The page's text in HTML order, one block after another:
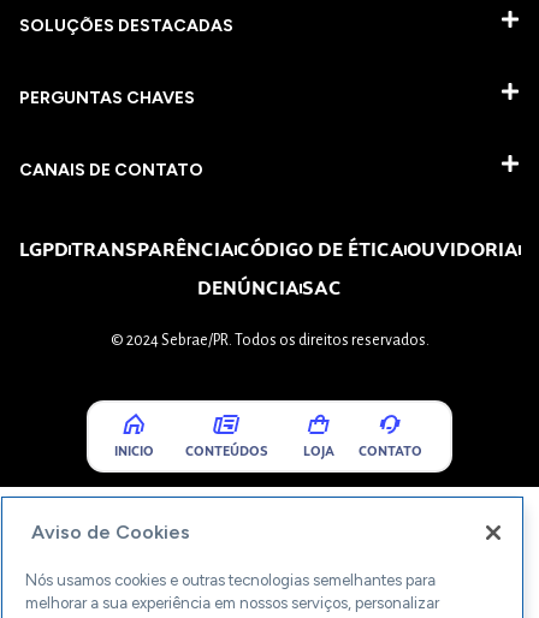
SOLUÇÕES DESTACADAS
PERGUNTAS CHAVES​
CANAIS DE CONTATO
LGPDTRANSPARÊNCIACÓDIGO DE ÉTICAOUVIDORIA
DENÚNCIASAC
© 2024 Sebrae/PR. Todos os direitos reservados.
INICIO CONTEÚDOS LOJA CONTATO
Aviso de Cookies
Nós usamos cookies e outras tecnologias semelhantes para
melhorar a sua experiência em nossos serviços, personalizar